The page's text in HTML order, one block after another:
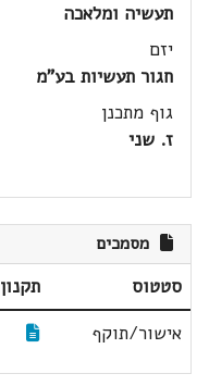
תעשיה ומלאכה
יזם
חגור תעשיות בע"מ
גוף מתכנן
ז. שני
מסמכים
סטטוס תקנון
אישור/תוקף